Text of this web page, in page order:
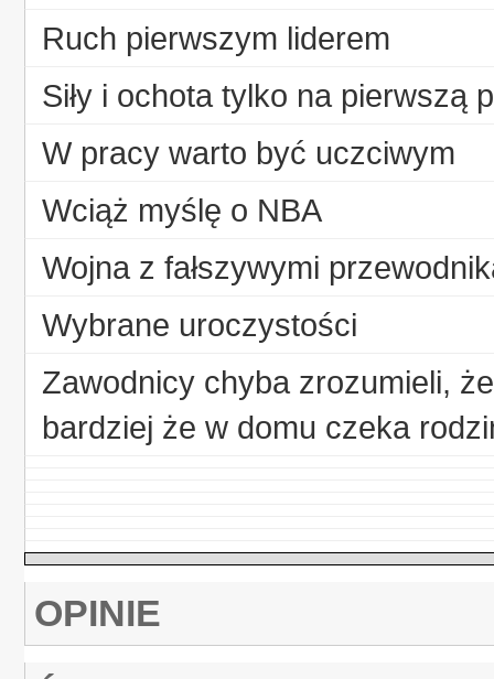
Ruch pierwszym liderem
Siły i ochota tylko na pierwszą
W pracy warto być uczciwym
Wciąż myślę o NBA
Wojna z fałszywymi
Wybrane uroczystości
Zawodnicy chyba zrozumieli,
bardziej że w domu czeka
OPINIE